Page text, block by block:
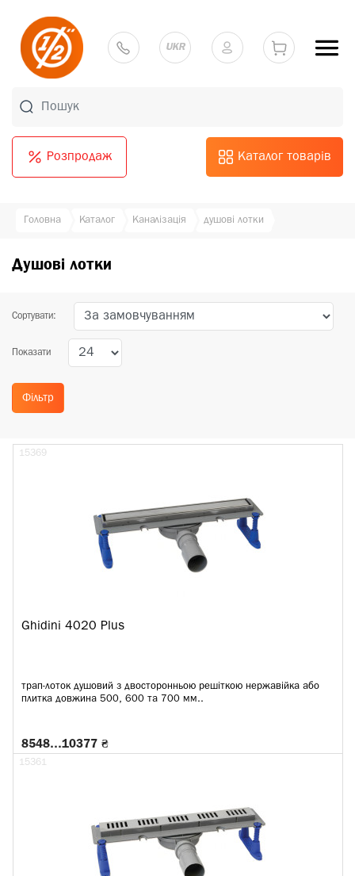
Розпродаж Каталог товарів
UKR
Головна Каталог Каналізація душові лотки
Душові лотки
Сортувати:
Показати
Фільтр
Ghidini 4020 Plus
трап-лоток душовий з двосторонньою решіткою нержавійка або
плитка довжина 500, 600 та 700 мм..
15369
8548…10377 ₴
15361